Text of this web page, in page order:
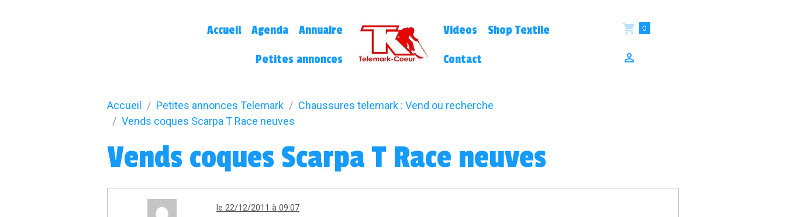
Accueil Agenda Annuaire
Petites annonces
Videos Shop Textile
Contact
0
Accueil Petites annonces Telemark
Chaussures telemark : Vend ou recherche
Vends coques Scarpa T Race neuves
Vends coques Scarpa T Race neuves
le 22/12/2011 à 09:07